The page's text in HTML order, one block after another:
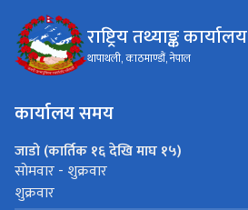
राष्ट्रिय तथ्याङ्क कार्यालय
थापाथली, काठमाण्डौं, नेपाल
कार्यालय समय
जाडो (कार्तिक १६ देखि माघ १५)
साेमवार - शुक्रवार
शुक्रवार